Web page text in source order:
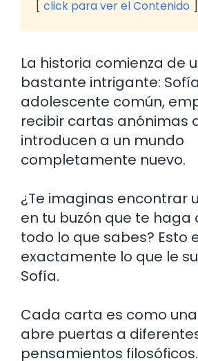
click para ver el Contenido
La historia comienza de
bastante intrigante:
adolescente común,
recibir cartas anónimas
introducen a un mundo
completamente nuevo.
¿Te imaginas encontrar
en tu buzón que te haga
todo lo que sabes? Esto
exactamente lo que le
Sofía.
Cada carta es como
abre puertas a
pensamientos filosóficos.